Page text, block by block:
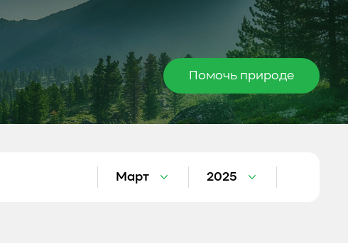
Помочь природе
Март 2025